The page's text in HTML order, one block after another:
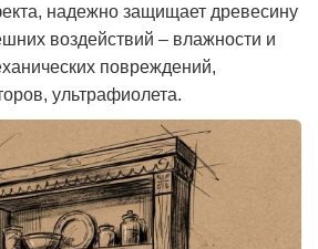
надежно защищает древесину
воздействий – влажности и
повреждений,
ультрафиолета.